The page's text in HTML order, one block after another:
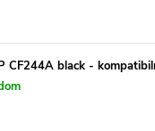
CF244A black -